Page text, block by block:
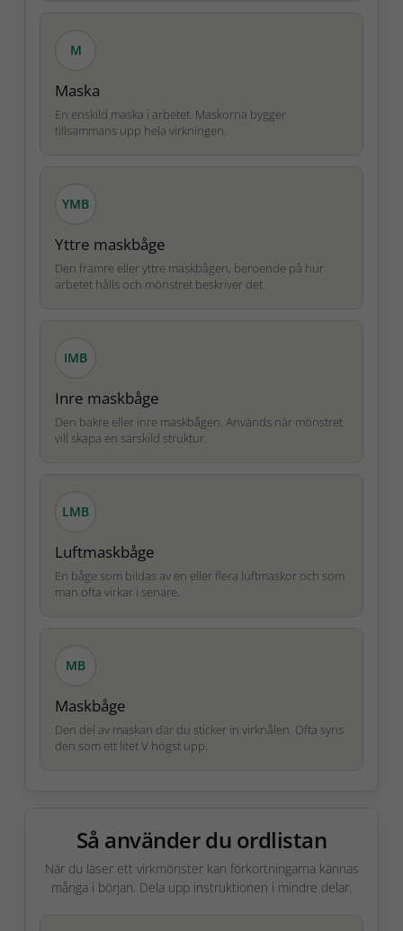
M
Maska
En enskild maska i arbetet. Maskorna bygger
tillsammans upp hela virkningen.
YMB
Yttre maskbåge
Den främre eller yttre maskbågen, beroende på hur
arbetet hålls och mönstret beskriver det.
IMB
Inre maskbåge
Den bakre eller inre maskbågen. Används när mönstret
vill skapa en särskild struktur.
LMB
Luftmaskbåge
En båge som bildas av en eller flera luftmaskor och som
man ofta virkar i senare.
MB
Maskbåge
Den del av maskan där du sticker in virknålen. Ofta syns
den som ett litet V högst upp.
Så använder du ordlistan
När du läser ett virkmönster kan förkortningarna kännas
många i början. Dela upp instruktionen i mindre delar.